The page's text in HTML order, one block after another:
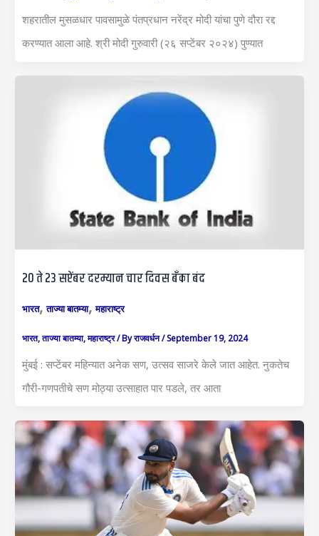
शहरातील मुसळधार पावसामुळे पंतप्रधान नरेंद्र मोदी यांचा पुणे दौरा रद्द
करण्यात आला आहे. श्री मोदी गुरुवारी (२६ सप्टेंबर २०२४) पुण्यात
20 ते 23 सप्टेंबर दरम्यान चार दिवस बँका बंद
भारत,ताज्या बातम्या,महाराष्ट्र
भारत,ताज्या बातम्या,महाराष्ट्र/ Byराजवर्धन/September 19, 2024
मुंबई : सप्टेंबर महिन्यात अनेक सण, उत्सव साजरे केले जात आहेत. नुकतेच
गौरी-गणपतीचे सण मोठ्या उत्साहात पार पडले, तर आता